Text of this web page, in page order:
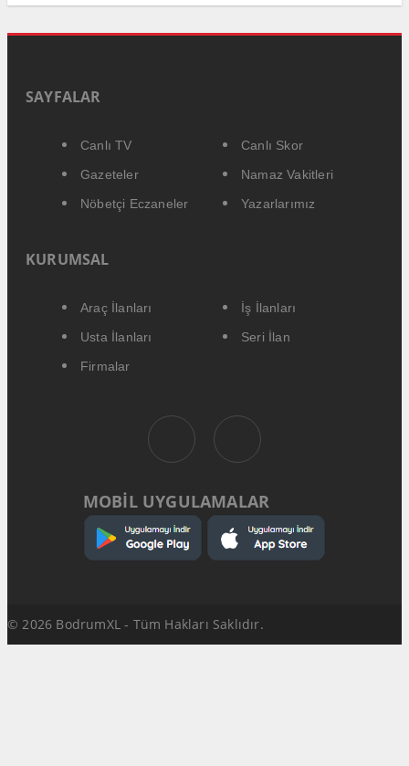
SAYFALAR
Canlı TV
Canlı Skor
Gazeteler
Namaz Vakitleri
Nöbetçi Eczaneler
Yazarlarımız
KURUMSAL
Araç İlanları
İş İlanları
Usta İlanları
Seri İlan
Firmalar
MOBİL UYGULAMALAR
© 2026 BodrumXL - Tüm Hakları Saklıdır.